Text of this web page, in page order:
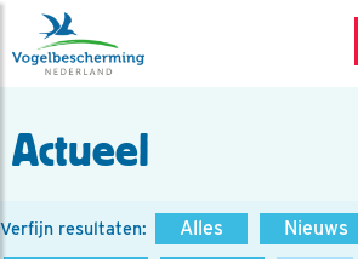
Actueel
Verfijn resultaten: Alles Nieuws